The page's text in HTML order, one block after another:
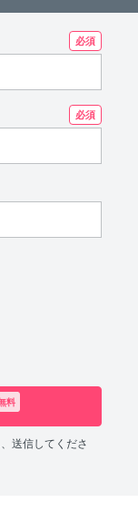
料
送信してくださ